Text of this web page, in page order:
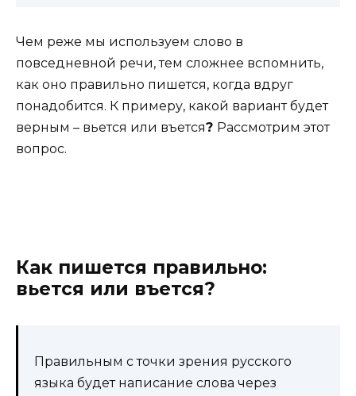
Чем реже мы используем слово в
повседневной речи, тем сложнее вспомнить,
как оно правильно пишется, когда вдруг
понадобится. К примеру, какой вариант будет
верным – вьется или въется? Рассмотрим этот
вопрос.
Как пишется правильно:
вьется или въется?
Правильным с точки зрения русского
языка будет написание слова через